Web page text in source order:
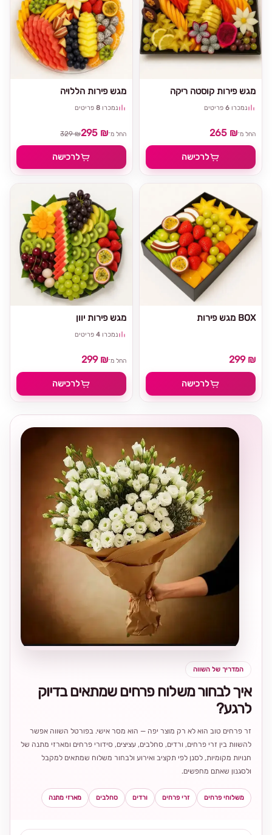
מגש פירות הללויה
נמכרו 8 פריטים
החל מ־295 ₪
329 ₪
לרכישה
מגש פירות קוסטה ריקה
נמכרו 6 פריטים
החל מ־265 ₪
לרכישה
מגש פירות יוון
נמכרו 4 פריטים
החל מ־299 ₪
לרכישה
מגש פירות BOX
299 ₪
לרכישה
המדריך של השווה
איך לבחור משלוח פרחים שמתאים בדיוק
לרגע?
זר פרחים טוב הוא לא רק מוצר יפה — הוא מסר אישי. בפורטל השווה אפשר
להשוות בין זרי פרחים, ורדים, סחלבים, עציצים, סידורי פרחים ומארזי מתנה של
חנויות מקומיות, לסנן לפי תקציב ואירוע ולבחור משלוח שמתאים למקבל
ולסגנון שאתם מחפשים.
משלוחי פרחים זרי פרחים ורדים סחלבים מארזי מתנה